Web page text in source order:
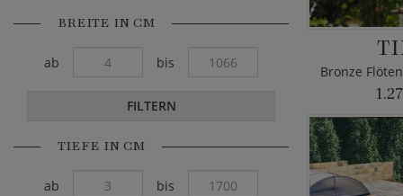
BREITE IN CM
ab bis
FILTERN
TIEFE IN CM
ab bis